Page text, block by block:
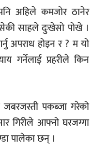
अहिले कमजोर ठानेर
साहले दुःखेसो पोखे ।
अपराध होइन र ? म यो
गर्नेलाई प्रहरीले किन
जबरजस्ती पकब्जा गरेको
गिरीले आफ्नो घरजग्गा
पालेका छन् ।